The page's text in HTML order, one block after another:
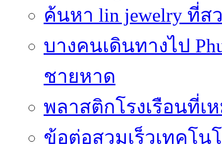
ค้นหา lin jewelry ที่
บางคนเดินทางไป
ชายหาด
พลาสติกโรงเรือนที่เ
ข้อต่อสวมเร็วเทคโน